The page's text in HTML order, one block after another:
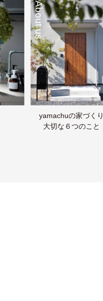
About us
yamachuの家づくり
大切な６つのこと